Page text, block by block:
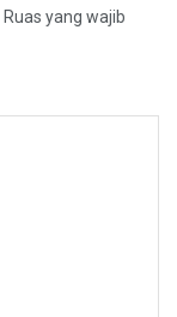
Ruas yang wajib